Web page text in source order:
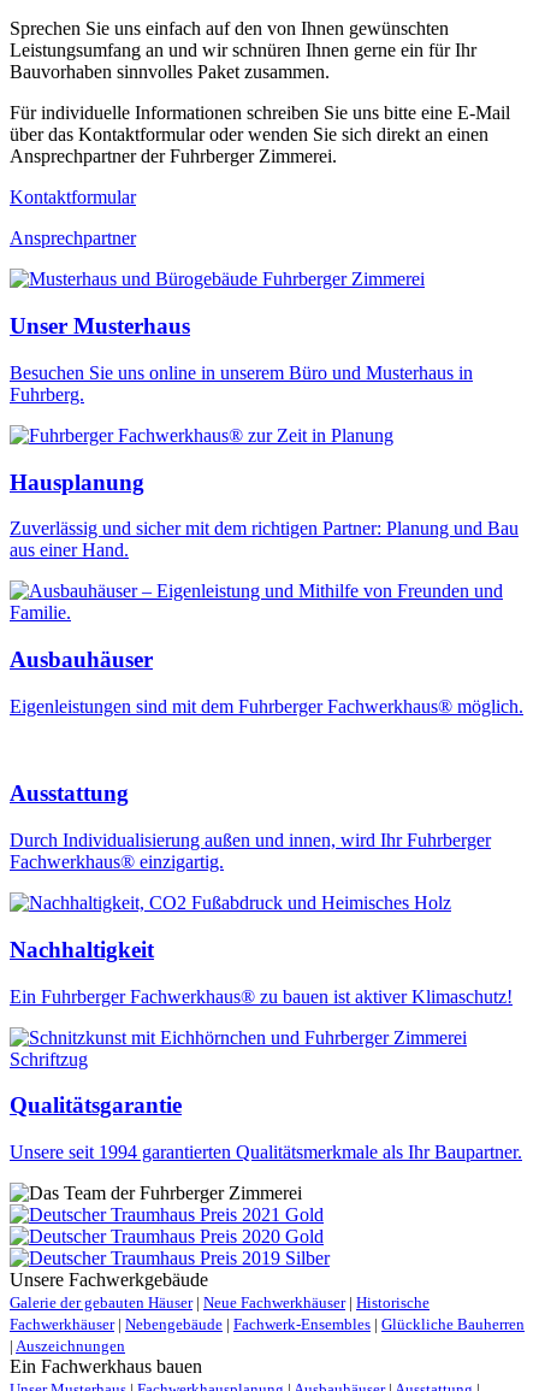
Sprechen Sie uns einfach auf den von Ihnen gewünschten
Leistungsumfang an und wir schnüren Ihnen gerne ein für Ihr
Bauvorhaben sinnvolles Paket zusammen.
Für individuelle Informationen schreiben Sie uns bitte eine E-Mail
über das Kontaktformular oder wenden Sie sich direkt an einen
Ansprechpartner der Fuhrberger Zimmerei.
Kontaktformular
Ansprechpartner
Unser Musterhaus
Besuchen Sie uns online in unserem Büro und Musterhaus in
Fuhrberg.
Hausplanung
Zuverlässig und sicher mit dem richtigen Partner: Planung und Bau
aus einer Hand.
Ausbauhäuser
Eigenleistungen sind mit dem Fuhrberger Fachwerkhaus® möglich.
Ausstattung
Durch Individualisierung außen und innen, wird Ihr Fuhrberger
Fachwerkhaus® einzigartig.
Nachhaltigkeit
Ein Fuhrberger Fachwerkhaus® zu bauen ist aktiver Klimaschutz!
Qualitätsgarantie
Unsere seit 1994 garantierten Qualitätsmerkmale als Ihr Baupartner.
Unsere Fachwerkgebäude
Galerie der gebauten Häuser| Neue Fachwerkhäuser| Historische
Fachwerkhäuser| Nebengebäude | Fachwerk-Ensembles | Glückliche Bauherren
| Auszeichnungen
Ein Fachwerkhaus bauen